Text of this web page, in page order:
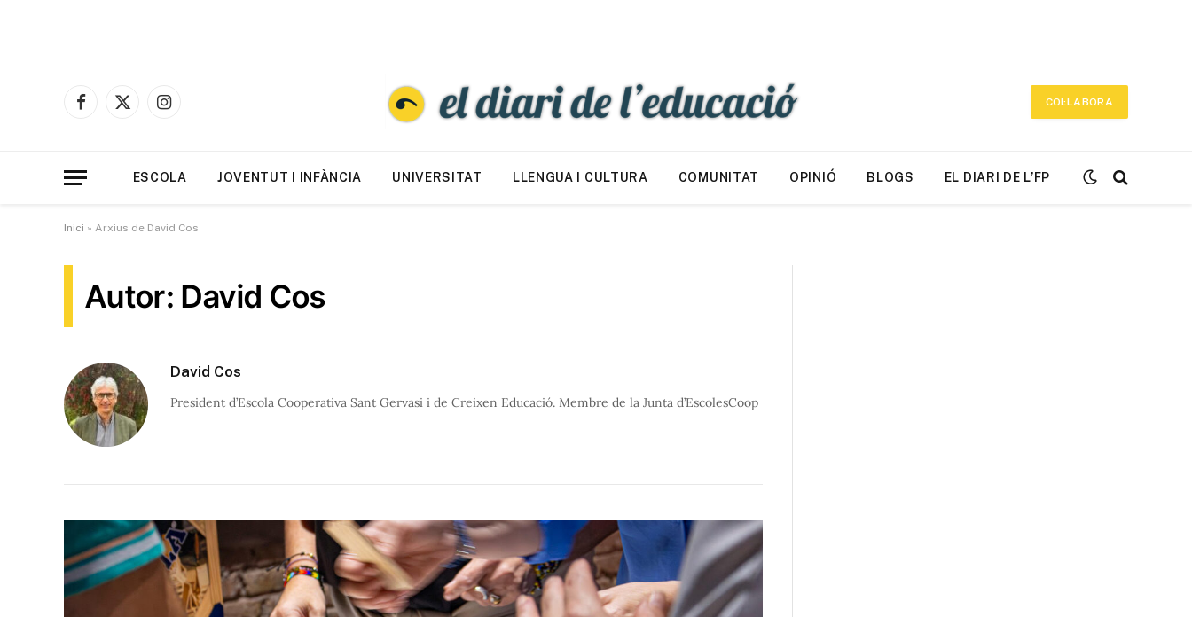
Facebook
X
Instagram
COL·LABORA
ESCOLA JOVENTUT I INFÀNCIA UNIVERSITAT LLENGUA I CULTURA COMUNITAT OPINIÓ BLOGS EL DIARI DE L’FP
Inici » Arxius de David Cos
Autor: David Cos
David Cos
President d’Escola Cooperativa Sant Gervasi i de Creixen Educació. Membre de la Junta d’EscolesCoop